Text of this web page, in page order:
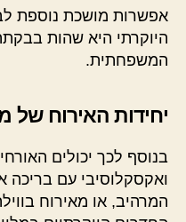
אפשרות מושכת נוספת
היוקרתי היא שהות
המשפחתית.
יחידות האירוח של
בנוסף לכך יכולים
ואקסקלוסיבי עם בריכה
המרהיב, או מאירוח